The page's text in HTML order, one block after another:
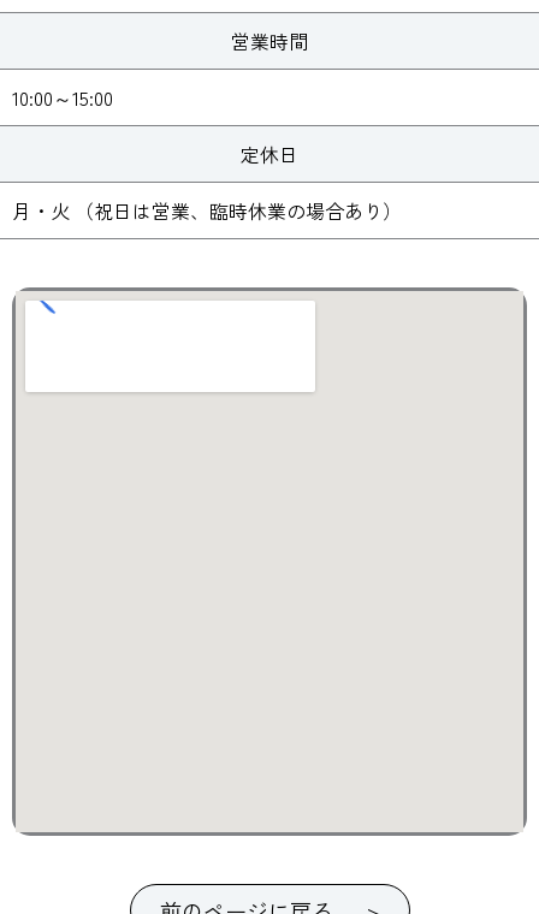
営業時間
10:00～15:00
定休日
月・火 （祝日は営業、臨時休業の場合あり）